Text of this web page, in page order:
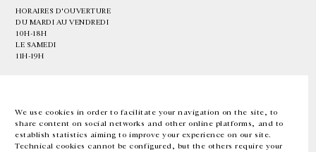
We use cookies in order to facilitate your navigation on the site, to
share content on social networks and other online platforms, and to
establish statistics aiming to improve your experience on our site.
Technical cookies cannot be configured, but the others require your
HORAIRES D'OUVERTURE
DU MARDI AU VENDREDI
10H-18H
LE SAMEDI
11H-19H
EN FR 中文 Facebook Instagram